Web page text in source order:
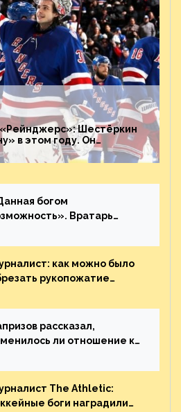
Шестёркин
в этом году. Он
богом
Вратарь
бутылкой в Кадри
как можно было
рукопожатие
работа, ESPN
рассказал,
ли отношение к
The Athletic:
боги наградили